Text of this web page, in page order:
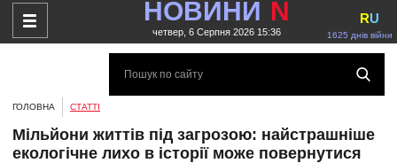
НОВИНИ N
четвер, 6 Серпня 2026 15:36 1625 днів війни
RU
ГОЛОВНА СТАТТІ
Мільйони життів під загрозою: найстрашніше
екологічне лихо в історії може повернутися